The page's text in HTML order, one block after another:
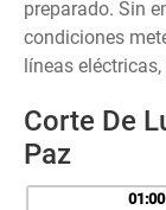
preparado. Sin
condiciones
líneas
Corte De
Paz
01